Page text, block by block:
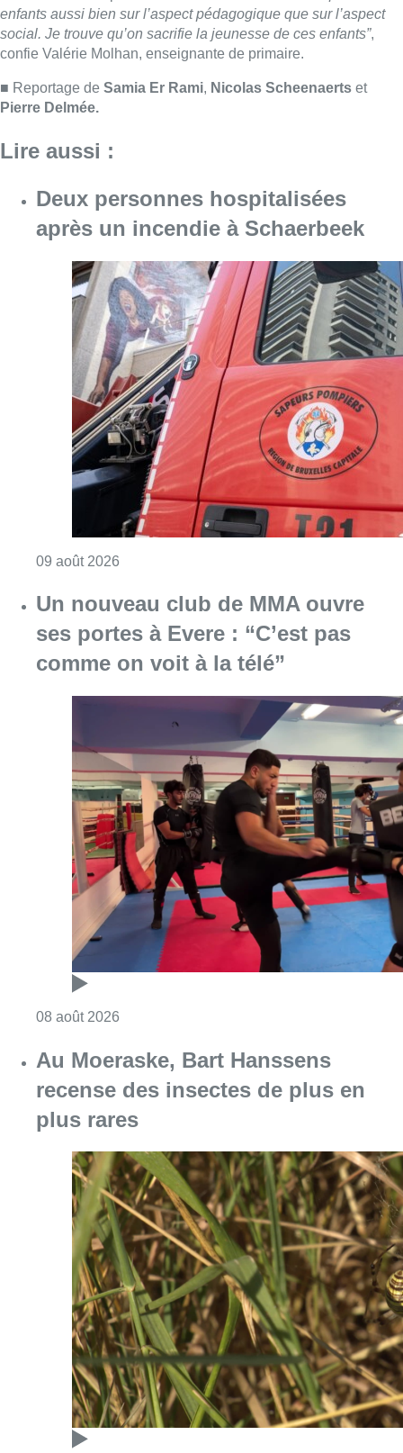
09 août 2026Consulter l'article "Deux personnes
Un nouveau club de MMA ouvre
ses portes à Evere : “C’est pas
comme on voit à la télé”
08 août 2026Consulter l'article "Un nouveau club de
Au Moeraske, Bart Hanssens
recense des insectes de plus en
plus rares
08 août 2026Consulter l'article "Au Moeraske, Bart
Marathon de contrôles de vitesse
ce week-end: “Une moto a été
flashée à 121 km/h sur l’avenue de
Tervuren”